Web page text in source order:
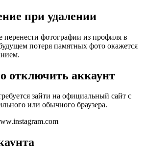
при удалении
перенести фотографии из профиля в
потеря памятных фото окажется
отключить аккаунт
зайти на официальный сайт с
или обычного браузера.